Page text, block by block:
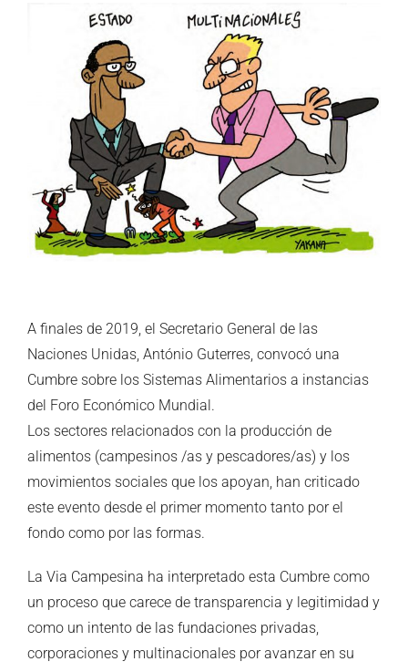
A finales de 2019, el Secretario General de las
Naciones Unidas, António Guterres, convocó una
Cumbre sobre los Sistemas Alimentarios a instancias
del Foro Económico Mundial.
Los sectores relacionados con la producción de
alimentos (campesinos /as y pescadores/as) y los
movimientos sociales que los apoyan, han criticado
este evento desde el primer momento tanto por el
fondo como por las formas.
La Via Campesina ha interpretado esta Cumbre como
un proceso que carece de transparencia y legitimidad y
como un intento de las fundaciones privadas,
corporaciones y multinacionales por avanzar en su